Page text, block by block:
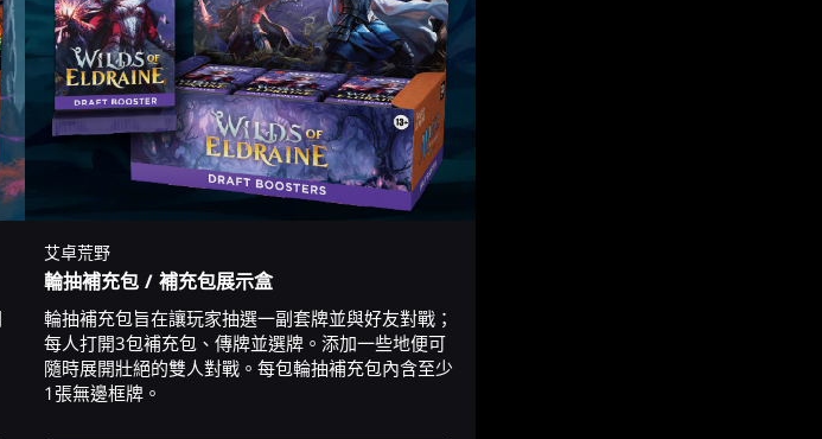
艾卓荒野
輪抽補充包 / 補充包展示盒
輪抽補充包旨在讓玩家抽選一副套牌並與好友對戰；
每人打開3包補充包、傳牌並選牌。添加一些地便可
隨時展開壯絕的雙人對戰。每包輪抽補充包內含至少
1張無邊框牌。